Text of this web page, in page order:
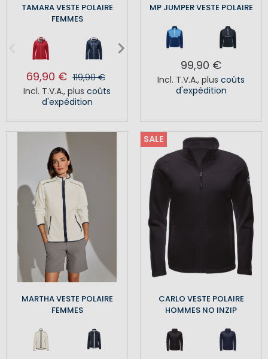
TAMARA VESTE POLAIRE
FEMMES
69,90 € 119,90 €
Incl. T.V.A., plus coûts
d'expédition
MP JUMPER VESTE POLAIRE
99,90 €
Incl. T.V.A., plus coûts
d'expédition
MARTHA VESTE POLAIRE
FEMMES
SALE
CARLO VESTE POLAIRE
HOMMES NO INZIP